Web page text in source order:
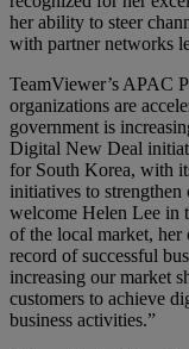
her ability to steer
with partner networks
TeamViewer’s APAC
organizations are
government is
Digital New Deal
for South Korea, with
initiatives to
welcome Helen Lee in
of the local market, her
record of successful
increasing our market
customers to achieve
business activities.”